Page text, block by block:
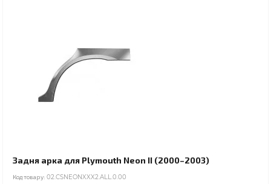
Задня арка для Plymouth Neon II (2000–2003)
Код товару: 02.CSNEONXXX2.ALL.0.00